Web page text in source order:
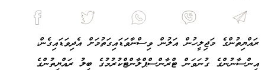
ރައްޔިތުންގެ މަޖިލީހުން އަލުން ވިސްނާވަޑައިގަތުމަށް އެދިވަޑައިގެން،
އިންސާނުންގެ ގުނަވަން ޓްރާންސްޕްލާންޓްކުރުމުގެ ބިލު ރައްޔިތުންގެ